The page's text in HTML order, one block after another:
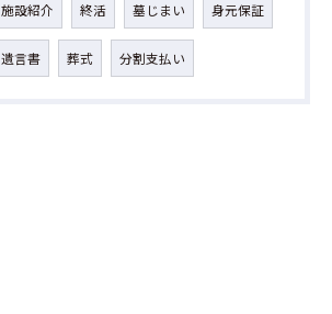
施設紹介 終活 墓じまい 身元保証
遺言書 葬式 分割支払い